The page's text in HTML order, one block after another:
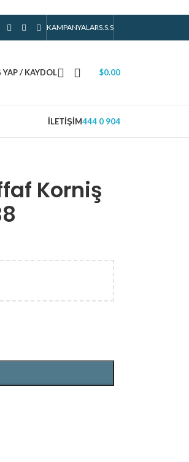
KAMPANYALARS.S.S
YAP / KAYDOL $0.00
İLETIŞIM444 0 904
Korniş